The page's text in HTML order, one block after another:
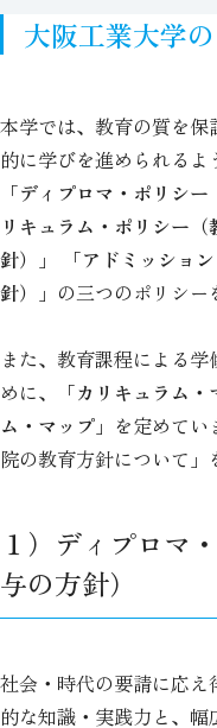
大阪工業大学
本学では、教育の質を
的に学びを進められるよ
「ディプロマ・ポリシ
リキュラム・ポリシー
針）」 「アドミッショ
針）」 の三つのポリシー
また、教育課程による
めに、
「カリキュラム
ム・マップ」 を定めて
院の教育方針について」
１）ディプロマ
与の方針）
社会・時代の要請に応
的な知識・実践力と、